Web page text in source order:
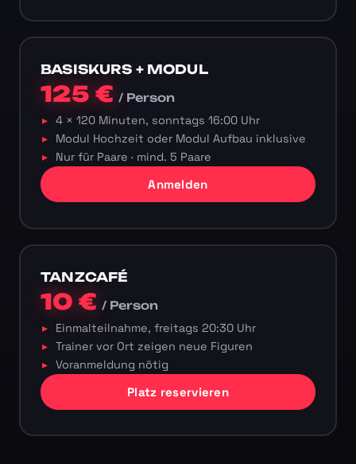
BASISKURS + MODUL
125 €/ Person
4 × 120 Minuten, sonntags 16:00 Uhr
Modul Hochzeit oder Modul Aufbau inklusive
Nur für Paare · mind. 5 Paare
Anmelden
TANZCAFÉ
10 €/ Person
Einmalteilnahme, freitags 20:30 Uhr
Trainer vor Ort zeigen neue Figuren
Voranmeldung nötig
Platz reservieren